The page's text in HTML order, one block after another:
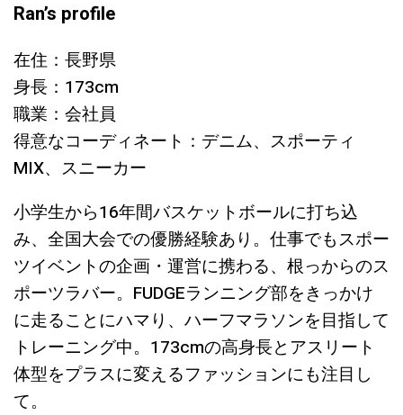
Ran’s profile
在住：長野県
身長：173cm
職業：会社員
得意なコーディネート：デニム、スポーティ
MIX、スニーカー
小学生から16年間バスケットボールに打ち込
み、全国大会での優勝経験あり。仕事でもスポー
ツイベントの企画・運営に携わる、根っからのス
ポーツラバー。FUDGEランニング部をきっかけ
に走ることにハマり、ハーフマラソンを目指して
トレーニング中。173cmの高身長とアスリート
体型をプラスに変えるファッションにも注目し
て。